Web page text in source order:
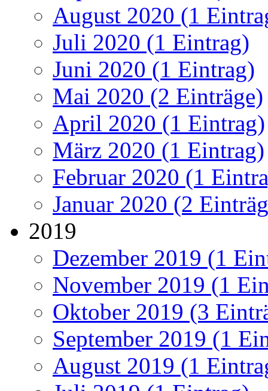
August 2020 (1
Juli 2020 (1 Eintrag)
Juni 2020 (1 Eintrag)
Mai 2020 (2 Einträge)
April 2020 (1 Eintrag)
März 2020 (1 Eintrag)
Februar 2020 (1
Januar 2020 (2
2019
Dezember 2019 (1
November 2019 (1
Oktober 2019 (3
September 2019 (1
August 2019 (1